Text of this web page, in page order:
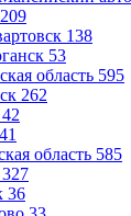
209
138
53
область 595
262
42
41
область 585
327
36